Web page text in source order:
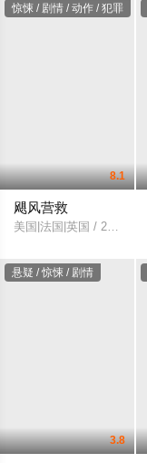
惊悚 / 剧情 / 动作 / 犯罪
8.1
飓风营救
美国|法国|英国 / 2008
悬疑 / 惊悚 / 剧情
3.8